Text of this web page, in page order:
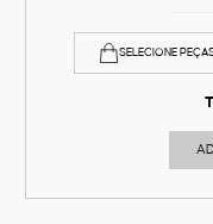
SELECIONE